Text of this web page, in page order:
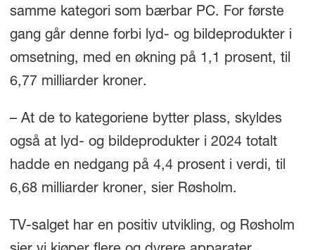
samme kategori som bærbar PC. For første
gang går denne forbi lyd- og bildeprodukter i
omsetning, med en økning på 1,1 prosent, til
6,77 milliarder kroner.
– At de to kategoriene bytter plass, skyldes
også at lyd- og bildeprodukter i 2024 totalt
hadde en nedgang på 4,4 prosent i verdi, til
6,68 milliarder kroner, sier Røsholm.
TV-salget har en positiv utvikling, og Røsholm